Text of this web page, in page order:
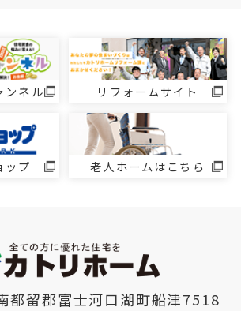
ンネル リフォームサイト
ップ 老人ホームはこちら
都留郡富士河口湖町船津7518